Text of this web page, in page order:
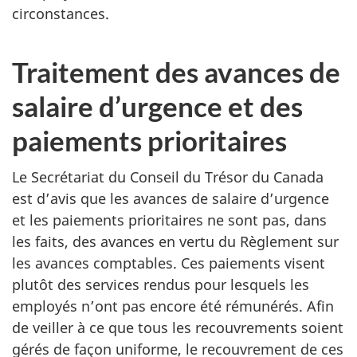
circonstances.
Traitement des avances de
salaire d’urgence et des
paiements prioritaires
Le Secrétariat du Conseil du Trésor du Canada
est d’avis que les avances de salaire d’urgence
et les paiements prioritaires ne sont pas, dans
les faits, des avances en vertu du Règlement sur
les avances comptables. Ces paiements visent
plutôt des services rendus pour lesquels les
employés n’ont pas encore été rémunérés. Afin
de veiller à ce que tous les recouvrements soient
gérés de façon uniforme, le recouvrement de ces